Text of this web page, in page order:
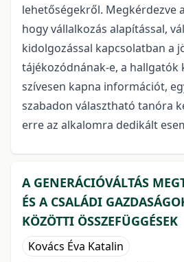
lehetőségekről. Megkérdezve
hogy vállalkozás alapítással,
kidolgozással kapcsolatban a
tájékozódnának-e, a hallgatók
szívesen kapna információt,
szabadon választható tanóra
erre az alkalomra dedikált
A GENERÁCIÓVÁLTÁS
ÉS A CSALÁDI
KÖZÖTTI ÖSSZEFÜGGÉSEK
Kovács Éva Katalin